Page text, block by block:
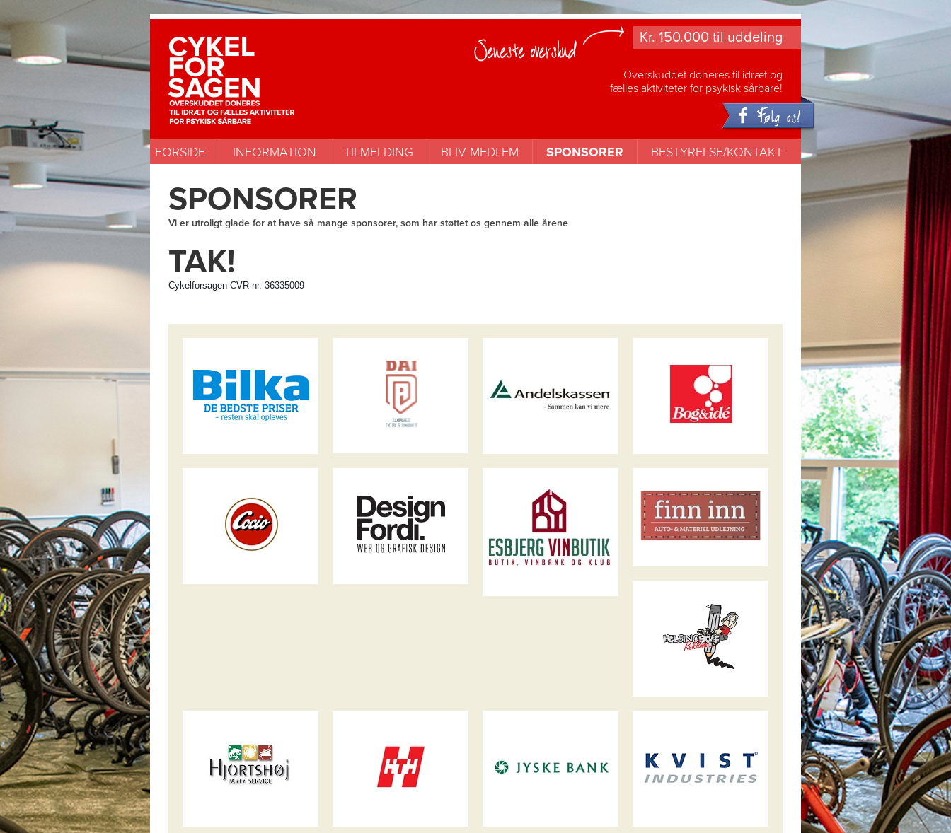
Kr. 150.000 til uddeling
Overskuddet doneres til idræt og
fælles aktiviteter for psykisk sårbare!
FORSIDE INFORMATION TILMELDING BLIV MEDLEM SPONSORER BESTYRELSE/KONTAKT
SPONSORER
Vi er utroligt glade for at have så mange sponsorer, som har støttet os gennem alle årene
TAK!
Cykelforsagen CVR nr. 36335009